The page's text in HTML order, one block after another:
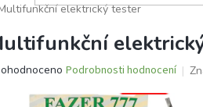
elektrický tester
Podrobnosti hodnocení